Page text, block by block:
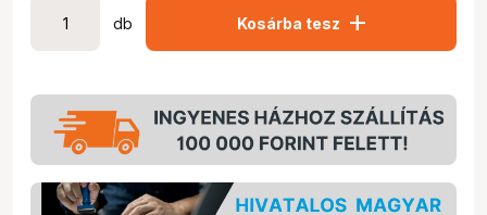
db Kosárba tesz add